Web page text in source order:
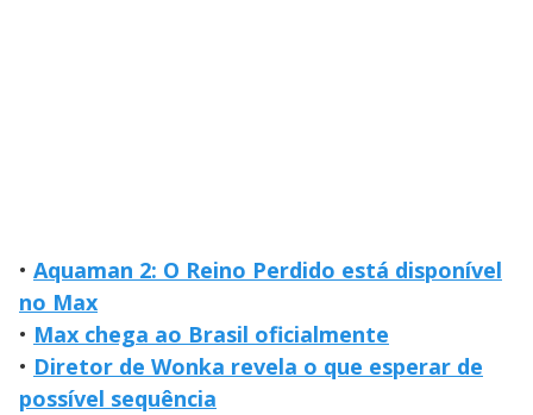
• Aquaman 2: O Reino Perdido está disponível
no Max
• Max chega ao Brasil oficialmente
• Diretor de Wonka revela o que esperar de
possível sequência